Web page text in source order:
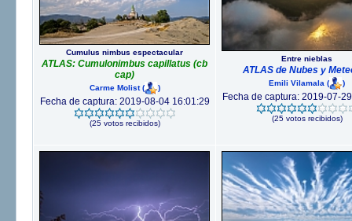
Cumulus nimbus espectacular
ATLAS: Cumulonimbus capillatus (cb
cap)
Carme Molist( )
Fecha de captura: 2019-08-04 16:01:29
(25 votos recibidos)
Entre nieblas
ATLAS de Nubes y
Emili Vilamala ( )
Fecha de captura: 2019-07-
(25 votos recibidos)